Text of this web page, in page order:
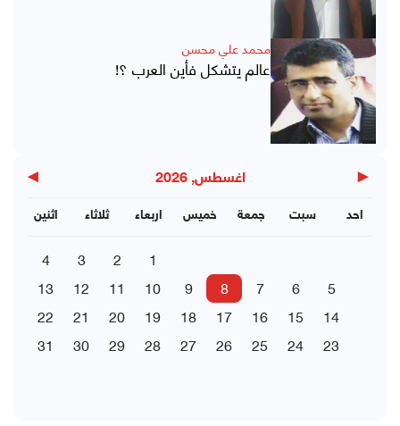
محمد علي محسن
عالم يتشكل فأين العرب ؟!
◀ اغسطس, 2026 ▶
اثنين ثلاثاء اربعاء خميس جمعة سبت احد
1
2
3
4
5
6
7
8
9
10
11
12
13
14
15
16
17
18
19
20
21
22
23
24
25
26
27
28
29
30
31